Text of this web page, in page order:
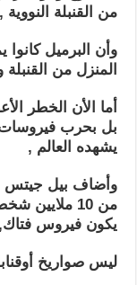
من القنبلة النووية ,
وأن البرميل
المنزل من
أما الأن الخطر
بل بحرب
يشهده العالم ,
وأضاف بيل جيتس
من 10 ملايين
يكون فيروس فتاك,
ليس صواريخ